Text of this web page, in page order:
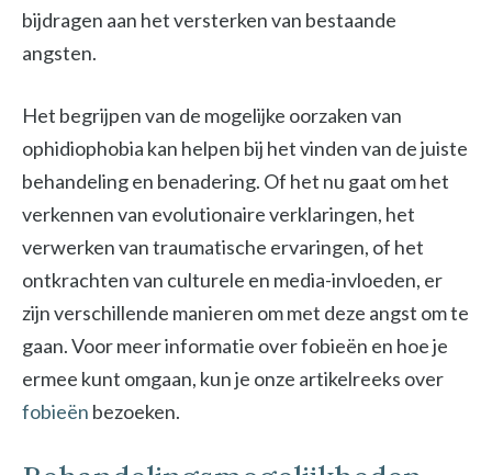
bijdragen aan het versterken van bestaande
angsten.
Het begrijpen van de mogelijke oorzaken van
ophidiophobia kan helpen bij het vinden van de juiste
behandeling en benadering. Of het nu gaat om het
verkennen van evolutionaire verklaringen, het
verwerken van traumatische ervaringen, of het
ontkrachten van culturele en media-invloeden, er
zijn verschillende manieren om met deze angst om te
gaan. Voor meer informatie over fobieën en hoe je
ermee kunt omgaan, kun je onze artikelreeks over
fobieën bezoeken.